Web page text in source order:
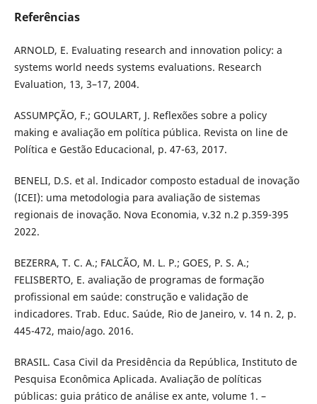
Referências
ARNOLD, E. Evaluating research and innovation policy: a
systems world needs systems evaluations. Research
Evaluation, 13, 3–17, 2004.
ASSUMPÇÃO, F.; GOULART, J. Reflexões sobre a policy
making e avaliação em política pública. Revista on line de
Política e Gestão Educacional, p. 47-63, 2017.
BENELI, D.S. et al. Indicador composto estadual de inovação
(ICEI): uma metodologia para avaliação de sistemas
regionais de inovação. Nova Economia, v.32 n.2 p.359-395
2022.
BEZERRA, T. C. A.; FALCÃO, M. L. P.; GOES, P. S. A.;
FELISBERTO, E. avaliação de programas de formação
profissional em saúde: construção e validação de
indicadores. Trab. Educ. Saúde, Rio de Janeiro, v. 14 n. 2, p.
445-472, maio/ago. 2016.
BRASIL. Casa Civil da Presidência da República, Instituto de
Pesquisa Econômica Aplicada. Avaliação de políticas
públicas: guia prático de análise ex ante, volume 1. –